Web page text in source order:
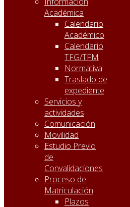
Académica
Calendario
Académico
Calendario
TFG/TFM
Normativa
Traslado de
expediente
Servicios y
actividades
Comunicación
Movilidad
Estudio Previo
de
Convalidaciones
Proceso de
Matriculación
Plazos